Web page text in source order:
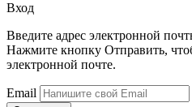
Вход
Введите адрес электронной
Нажмите кнопку Отправить,
электронной почте.
Email